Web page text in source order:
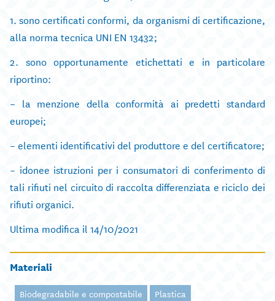
1. sono certificati conformi, da organismi di certificazione,
alla norma tecnica UNI EN 13432;
2. sono opportunamente etichettati e in particolare
riportino:
– la menzione della conformità ai predetti standard
europei;
– elementi identificativi del produttore e del certificatore;
– idonee istruzioni per i consumatori di conferimento di
tali rifiuti nel circuito di raccolta differenziata e riciclo dei
rifiuti organici.
Ultima modifica il 14/10/2021
Materiali
Biodegradabile e compostabile Plastica